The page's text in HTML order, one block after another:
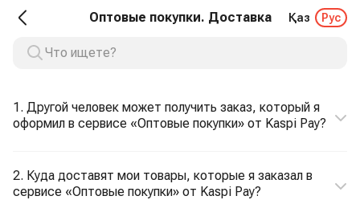
Оптовые покупки. Доставка Қаз Рус
1. Другой человек может получить заказ, который я
оформил в сервисе «Оптовые покупки» от Kaspi Pay?
2. Куда доставят мои товары, которые я заказал в
сервисе «Оптовые покупки» от Kaspi Pay?